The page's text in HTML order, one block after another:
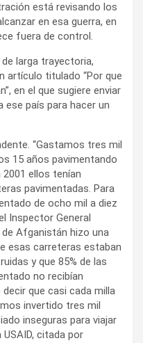
está revisando los
en esa guerra, en
fuera de control.
larga trayectoria,
artículo titulado “Por que
en el que sugiere enviar
país para hacer un
“Gastamos tres mil
15 años pavimentando
ellos tenían
pavimentadas. Para
de ocho mil a diez
Inspector General
Afganistán hizo una
esas carreteras estaban
y que 85% de las
no recibían
que casi cada milla
invertido tres mil
inseguras para viajar
citada por